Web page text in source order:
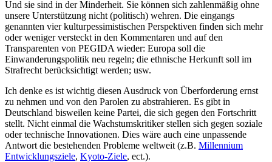
Und sie sind in der Minderheit. Sie können sich zahlenmäßig ohne
unsere Unterstützung nicht (politisch) wehren. Die eingangs
genannten vier kulturpessimistischen Perspektiven finden sich mehr
oder weniger versteckt in den Kommentaren und auf den
Transparenten von PEGIDA wieder: Europa soll die
Einwanderungspolitik neu regeln; die ethnische Herkunft soll im
Strafrecht berücksichtigt werden; usw.
Ich denke es ist wichtig diesen Ausdruck von Überforderung ernst
zu nehmen und von den Parolen zu abstrahieren. Es gibt in
Deutschland bisweilen keine Partei, die sich gegen den Fortschritt
stellt. Nicht einmal die Wachstumskritiker stellen sich gegen soziale
oder technische Innovationen. Dies wäre auch eine unpassende
Antwort die bestehenden Probleme weltweit (z.B. Millennium
Entwicklungsziele, Kyoto-Ziele, ect.).